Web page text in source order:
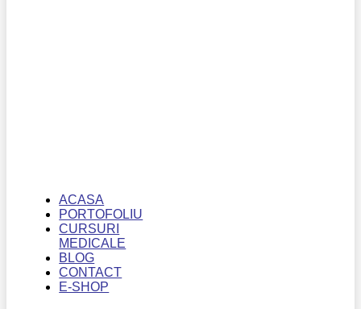
ACASA
PORTOFOLIU
CURSURI
MEDICALE
BLOG
CONTACT
E-SHOP